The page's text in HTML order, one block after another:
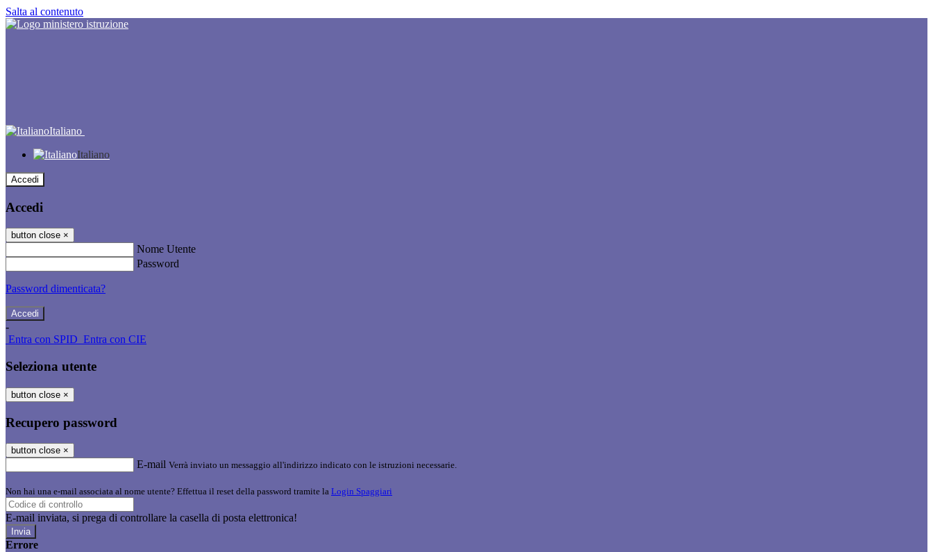
Salta al contenuto
Italiano
Italiano
Accedi
Accedi
button close ×
Nome Utente
Password
Password dimenticata?
-
Entra con SPID Entra con CIE
Seleziona utente
button close ×
Recupero password
button close ×
E-mail Verrà inviato un messaggio all'indirizzo indicato con le istruzioni necessarie.
Non hai una e-mail associata al nome utente? Effettua il reset della password tramite la Login Spaggiari
E-mail inviata, si prega di controllare la casella di posta elettronica!
Errore